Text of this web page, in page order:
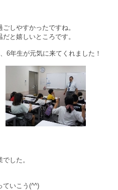
しやすかったですね。
と嬉しいところです。
6年生が元気に来てくれました！
した。
ていこう(^^)